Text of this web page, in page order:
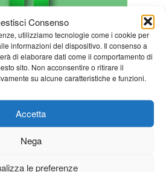
Consenso
utilizziamo tecnologie come i cookie per
informazioni del dispositivo. Il consenso a
di elaborare dati come il comportamento di
sito. Non acconsentire o ritirare il
su alcune caratteristiche e funzioni.
Accetta
Nega
le preferenze